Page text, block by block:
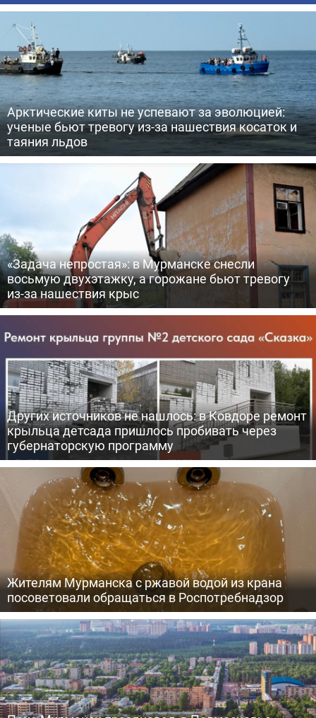
Арктические киты не успевают за эволюцией:
ученые бьют тревогу из-за нашествия косаток и
таяния льдов
«Задача непростая»: в Мурманске снесли
восьмую двухэтажку, а горожане бьют тревогу
из-за нашествия крыс
Других источников не нашлось: в Ковдоре ремонт
крыльца детсада пришлось пробивать через
губернаторскую программу
Жителям Мурманска с ржавой водой из крана
посоветовали обращаться в Роспотребнадзор